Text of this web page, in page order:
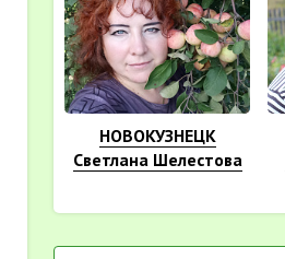
НОВОКУЗНЕЦК
Светлана Шелестова